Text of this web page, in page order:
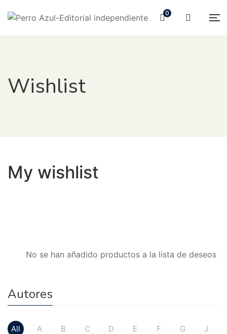
0
Wishlist
My wishlist
No se han añadido productos a la lista de deseos
Autores
All A B C D E F G J